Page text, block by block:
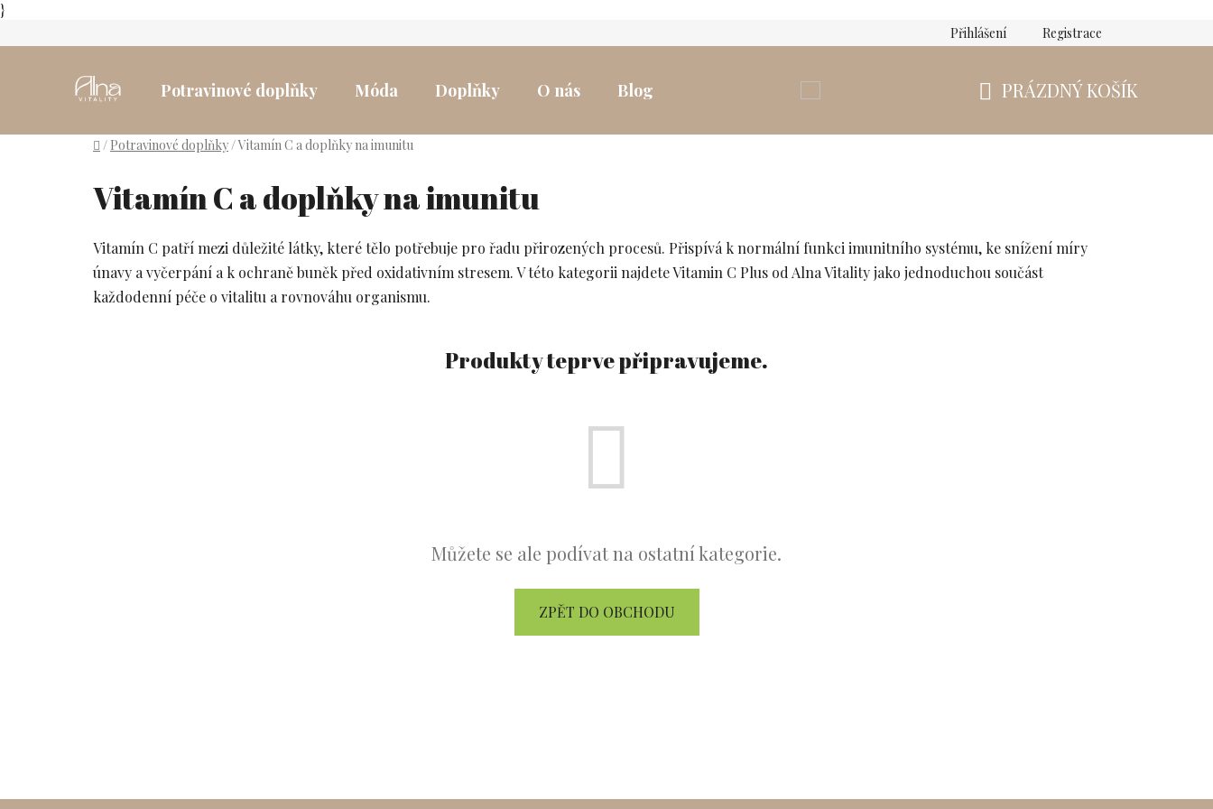
}
na
Přihlášení Registrace
Potravinové doplňky Móda Doplňky O nás Blog PRÁZDNÝ KOŠÍK
Domů
/ Potravinové doplňky/Vitamín C a doplňky na imunitu
Vitamín C a doplňky na imunitu
Vitamín C patří mezi důležité látky, které tělo potřebuje pro řadu přirozených procesů. Přispívá k normální funkci imunitního systému, ke snížení míry
únavy a vyčerpání a k ochraně buněk před oxidativním stresem. V této kategorii najdete Vitamin C Plus od Alna Vitality jako jednoduchou součást
každodenní péče o vitalitu a rovnováhu organismu.
Produkty teprve připravujeme.
Můžete se ale podívat na ostatní kategorie.
ZPĚT DO OBCHODU